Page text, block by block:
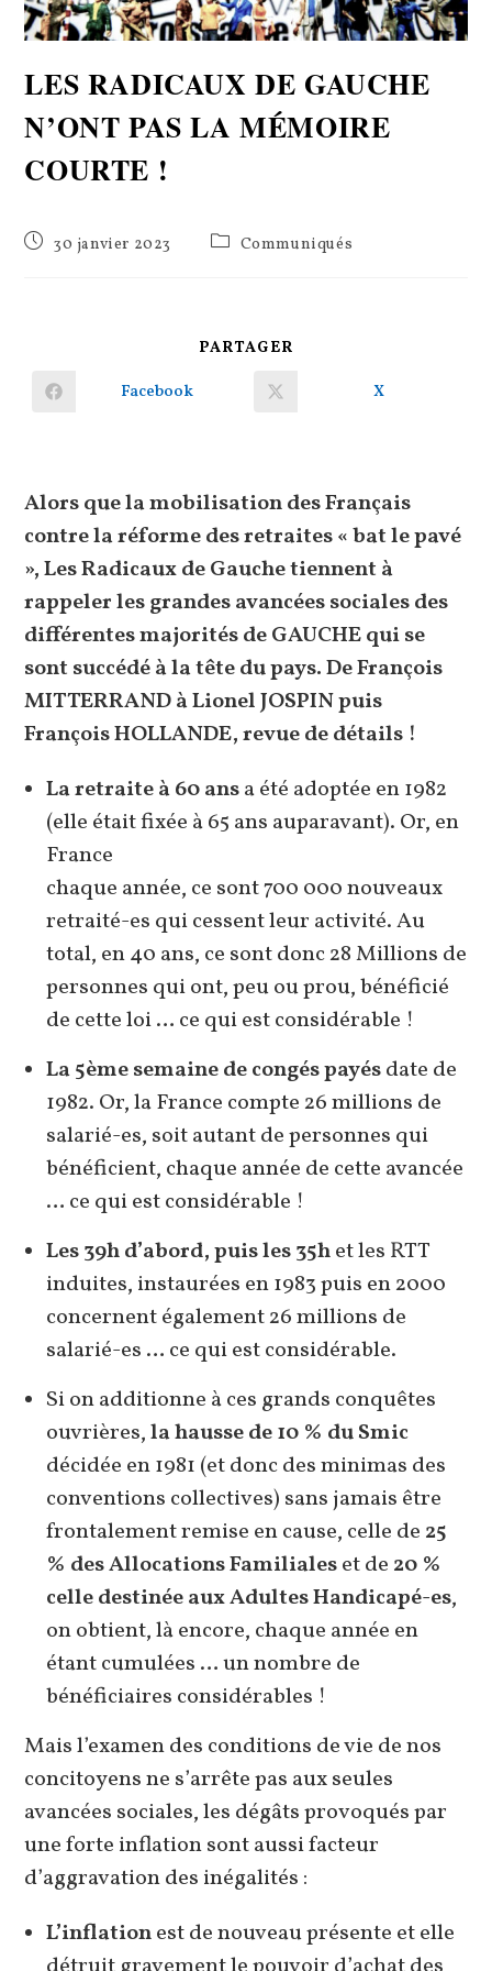
LES RADICAUX DE GAUCHE
N’ONT PAS LA MÉMOIRE
COURTE !
Publication
30 janvier 2023
PostCommuniqués
PARTAGER
Ouvrir
Facebook Ouvrir
X
Alors que la mobilisation des Français
contre la réforme des retraites « bat le pavé
», Les Radicaux de Gauche tiennent à
rappeler les grandes avancées sociales des
différentes majorités de GAUCHE qui se
sont succédé à la tête du pays. De François
MITTERRAND à Lionel JOSPIN puis
François HOLLANDE, revue de détails !
La retraite à 60 ansa été adoptée en 1982
(elle était fixée à 65 ans auparavant). Or, en
France
chaque année, ce sont 700 000 nouveaux
retraité-es qui cessent leur activité. Au
total, en 40 ans, ce sont donc 28 Millions de
personnes qui ont, peu ou prou, bénéficié
de cette loi … ce qui est considérable !
La 5ème semaine de congés payésdate de
1982. Or, la France compte 26 millions de
salarié-es, soit autant de personnes qui
bénéficient, chaque année de cette avancée
… ce qui est considérable !
Les 39h d’abord, puis les 35het les RTT
induites, instaurées en 1983 puis en 2000
concernent également 26 millions de
salarié-es … ce qui est considérable.
Si on additionne à ces grands conquêtes
ouvrières,la hausse de 10 % du Smic
décidée en 1981 (et donc des minimas des
conventions collectives) sans jamais être
frontalement remise en cause, celle de 25
% des Allocations Familialeset de 20 %
celle destinée aux Adultes Handicapé-es,
on obtient, là encore, chaque année en
étant cumulées … un nombre de
bénéficiaires considérables !
Mais l’examen des conditions de vie de nos
concitoyens ne s’arrête pas aux seules
avancées sociales, les dégâts provoqués par
une forte inflation sont aussi facteur
d’aggravation des inégalités :
L’inflationest de nouveau présente et elle